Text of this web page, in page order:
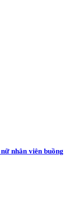
nhân viên buồng